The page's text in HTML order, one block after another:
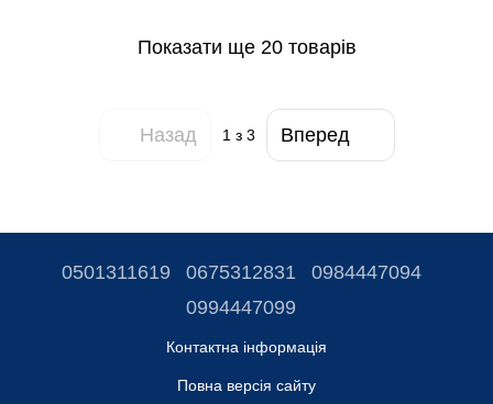
Показати ще 20 товарів
Назад 1з 3 Вперед
0501311619 0675312831
0984447094
0994447099
Контактна інформація
Повна версія сайту